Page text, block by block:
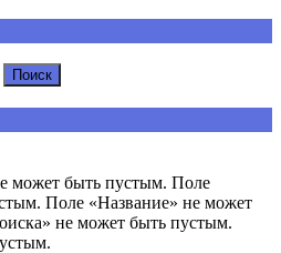
может быть пустым. Поле
Поле «Название» не может
не может быть пустым.